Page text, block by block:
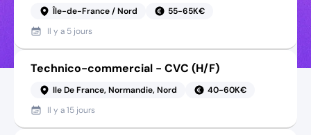
Île-de-France / Nord
55-65K€
Il y a 5 jours
Technico-commercial - CVC (H/F)
Ile De France, Normandie, Nord
40-60K€
Il y a15 jours